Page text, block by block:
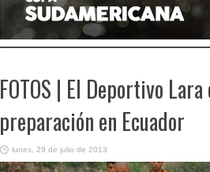
FOTOS | El Deportivo
preparación en Ecuador
lunes, 29 de julio de 2013